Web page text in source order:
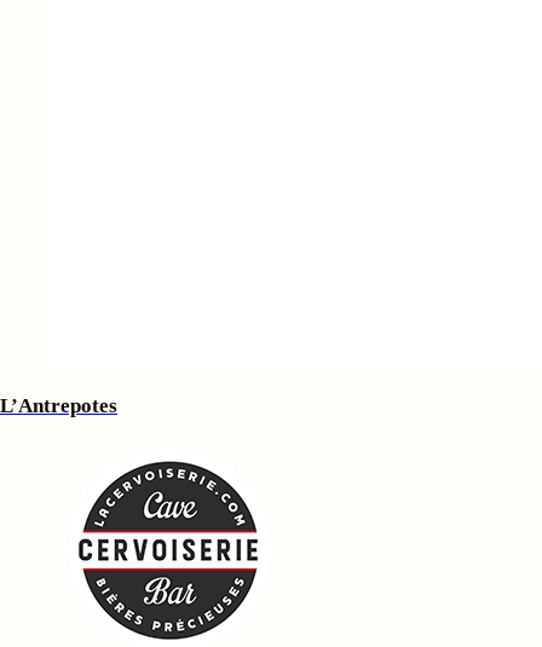
L’Antrepotes